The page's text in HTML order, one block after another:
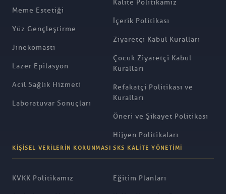
Meme Estetiği
Yüz Gençleştirme
Jinekomasti
Lazer Epilasyon
Acil Sağlık Hizmeti
Laboratuvar Sonuçları
Kalite Politikamız
İçerik Politikası
Ziyaretçi Kabul Kuralları
Çocuk Ziyaretçi Kabul
Kuralları
Refakatçi Politikası ve
Kuralları
Öneri ve Şikayet Politikası
Hijyen Politikaları
KIŞISEL VERILERIN KORUNMASI
KVKK Politikamız
SKS KALITE YÖNETIMI
Eğitim Planları